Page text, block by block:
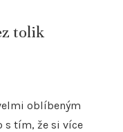
tolik
oblíbeným
s tím, že si více